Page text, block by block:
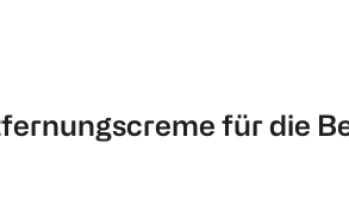
für die